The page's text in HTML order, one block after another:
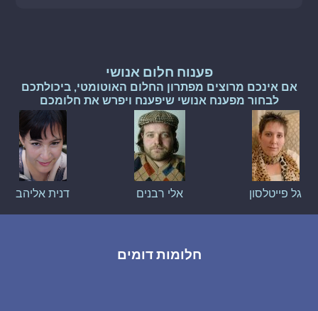
פענוח חלום אנושי
אם אינכם מרוצים מפתרון החלום האוטומטי, ביכולתכם
לבחור מפענח אנושי שיפענח ויפרש את חלומכם
גל פייטלסון אלי רבנים דנית אליהב
חלומות דומים